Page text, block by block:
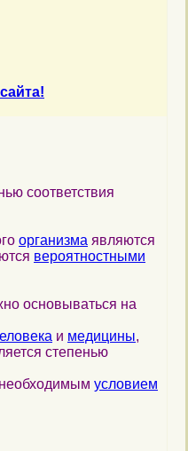
соответствия
организма являются
вероятностными
основываться на
и медицины,
степенью
условием